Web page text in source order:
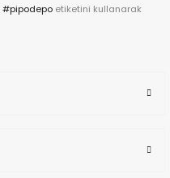
#pipodepo etiketini kullanarak